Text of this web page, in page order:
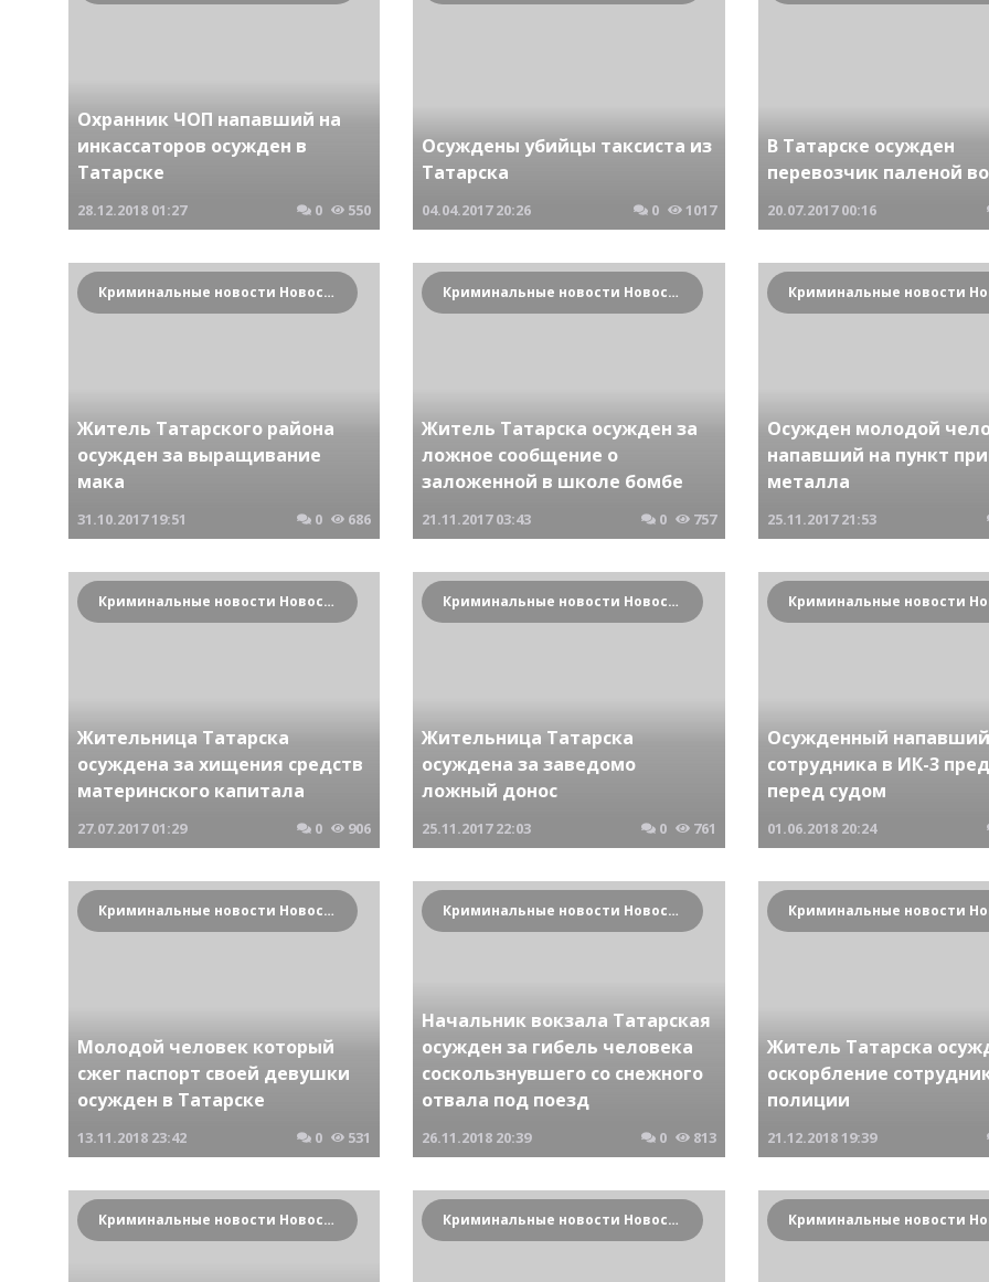
Охранник ЧОП напавший на
инкассаторов осужден в
Татарске
28.12.2018 01:27 0 550
Осуждены убийцы таксиста из
Татарска
04.04.201720:26 0 1017
В Татарске осужден
перевозчик паленой
20.07.2017 00:16
Криминальные новости Новосибирска и Сибирского региона
Житель Татарского района
осужден за выращивание
мака
31.10.201719:51 0 686
Криминальные новости Новосибирска и Сибирского региона
Житель Татарска осужден за
ложное сообщение о
заложенной в школе бомбе
21.11.201703:43 0 757
Осужден молодой
напавший на пункт
металла
25.11.2017 21:53
Криминальные новости Новосибирска и Сибирского региона
Жительница Татарска
осуждена за хищения средств
материнского капитала
27.07.2017 01:29 0 906
Криминальные новости Новосибирска и Сибирского региона
Жительница Татарска
осуждена за заведомо
ложный донос
25.11.201722:03 0 761
Осужденный
сотрудника в ИК-3
перед судом
01.06.2018 20:24
Криминальные новости Новосибирска и Сибирского региона
Молодой человек который
сжег паспорт своей девушки
осужден в Татарске
13.11.2018 23:42 0 531
Криминальные новости Новосибирска и Сибирского региона
Начальник вокзала Татарская
осужден за гибель человека
соскользнувшего со снежного
отвала под поезд
26.11.2018 20:39 0 813
Житель Татарска
оскорбление
полиции
21.12.201819:39
Криминальные новости Новосибирска и Сибирского региона Криминальные новости Новосибирска и Сибирского региона